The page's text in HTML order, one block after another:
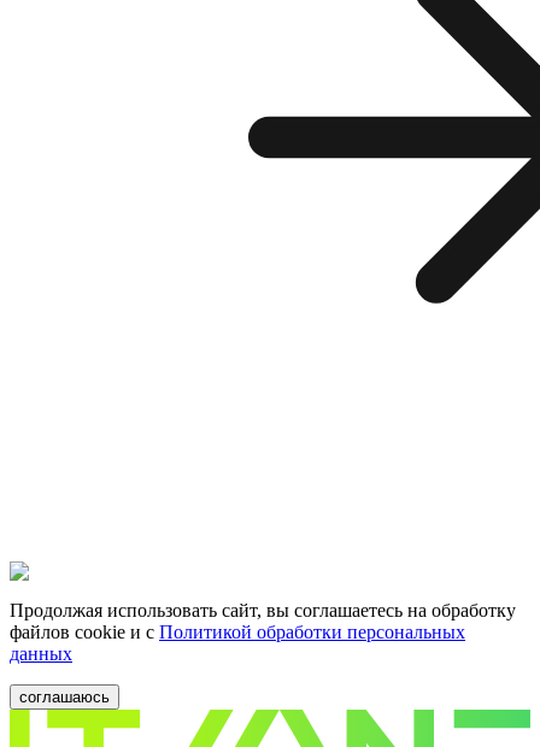
Продолжая использовать сайт, вы соглашаетесь на обработку
файлов cookie и c Политикой обработки персональных
данных
соглашаюсь